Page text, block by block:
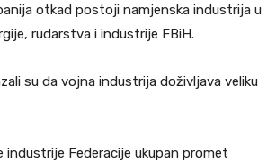
otkad postoji namjenska industrija u
rudarstva i industrije FBiH.
su da vojna industrija doživljava veliku
industrije Federacije ukupan promet